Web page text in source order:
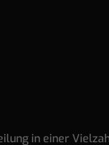
in einer